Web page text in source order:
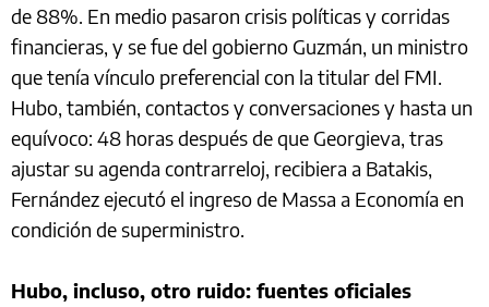
de 88%. En medio pasaron crisis políticas y corridas
financieras, y se fue del gobierno Guzmán, un ministro
que tenía vínculo preferencial con la titular del FMI.
Hubo, también, contactos y conversaciones y hasta un
equívoco: 48 horas después de que Georgieva, tras
ajustar su agenda contrarreloj, recibiera a Batakis,
Fernández ejecutó el ingreso de Massa a Economía en
condición de superministro.
Hubo, incluso, otro ruido: fuentes oficiales